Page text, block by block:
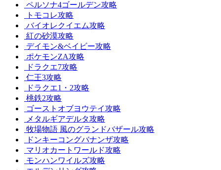
ペルソナ4ゴールデン攻略
トモコレ攻略
バイオレクイエム攻略
紅の砂漠攻略
デイモン&ベイビー攻略
ポケモンZA攻略
ドラクエ7攻略
仁王3攻略
ドラクエ1・2攻略
桃鉄2攻略
ゴーストオブヨウテイ攻略
メタルギアデルタ攻略
牧場物語 風のグランドバザール攻略
ドンキーコングバナンザ攻略
マリオカートワールド攻略
モンハンワイルズ攻略